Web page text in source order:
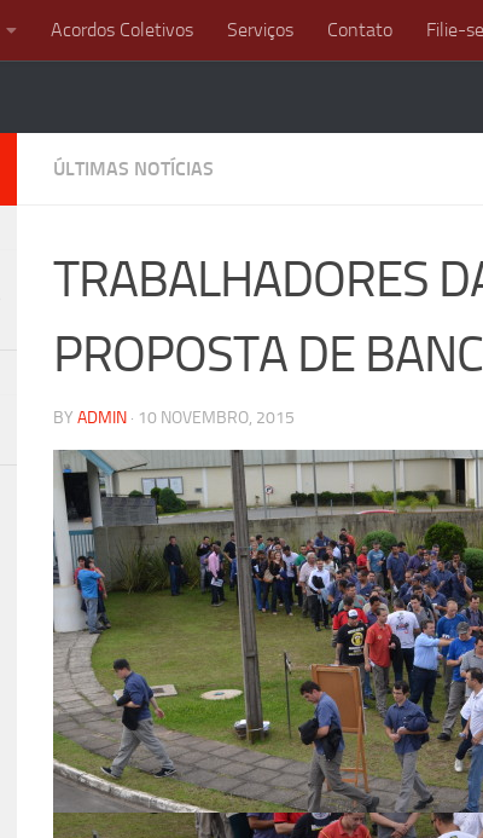
Acordos Coletivos Serviços Contato Filie-se
ÚLTIMAS NOTÍCIAS
TRABALHADORES
PROPOSTA DE
BY ADMIN · 10 NOVEMBRO, 2015